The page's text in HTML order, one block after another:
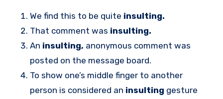
We find this to be quite insulting.
That comment was insulting.
An insulting, anonymous comment was
posted on the message board.
To show one’s middle finger to another
person is considered an insulting gesture